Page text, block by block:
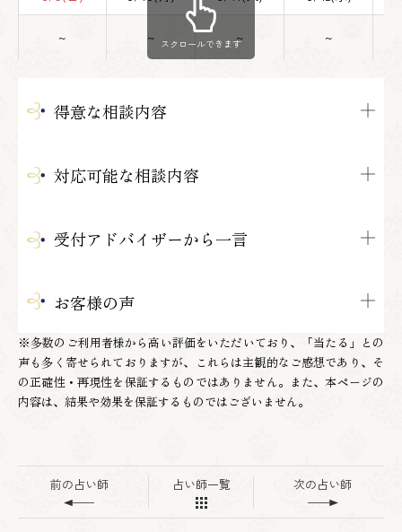
~ ~ ~ ~
スクロールできます
得意な相談内容
対応可能な相談内容
受付アドバイザーから一言
お客様の声
※多数のご利用者様から高い評価をいただいており、「当たる」との
声も多く寄せられておりますが、これらは主観的なご感想であり、そ
の正確性・再現性を保証するものではありません。また、本ページの
内容は、結果や効果を保証するものではございません。
前の占い師 占い師一覧 次の占い師